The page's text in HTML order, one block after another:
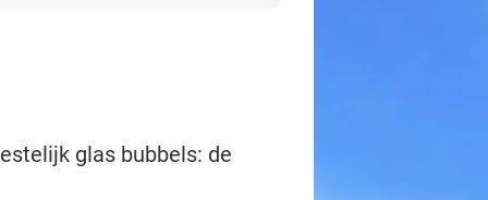
glas bubbels: de